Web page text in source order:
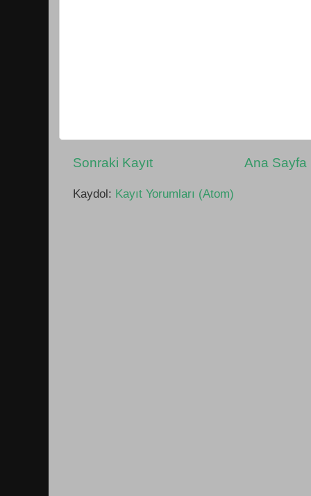
Sonraki Kayıt Ana Sayfa
Kaydol: Kayıt Yorumları (Atom)